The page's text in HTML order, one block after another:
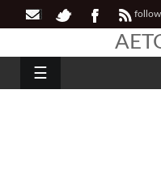
follow
☰